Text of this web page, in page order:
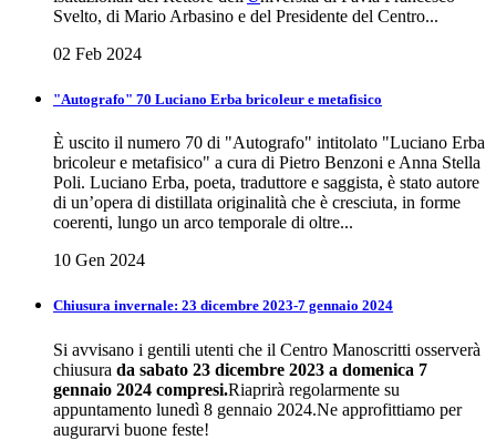
Svelto, di Mario Arbasino e del Presidente del Centro...
02 Feb 2024
"Autografo" 70 Luciano Erba bricoleur e metafisico
È uscito il numero 70 di "Autografo" intitolato "Luciano Erba
bricoleur e metafisico" a cura di Pietro Benzoni e Anna Stella
Poli. Luciano Erba, poeta, traduttore e saggista, è stato autore
di un’opera di distillata originalità che è cresciuta, in forme
coerenti, lungo un arco temporale di oltre...
10 Gen 2024
Chiusura invernale: 23 dicembre 2023-7 gennaio 2024
Si avvisano i gentili utenti che il Centro Manoscritti osserverà
chiusura da sabato 23 dicembre 2023 a domenica 7
gennaio 2024 compresi.Riaprirà regolarmente su
appuntamento lunedì 8 gennaio 2024.Ne approfittiamo per
augurarvi buone feste!